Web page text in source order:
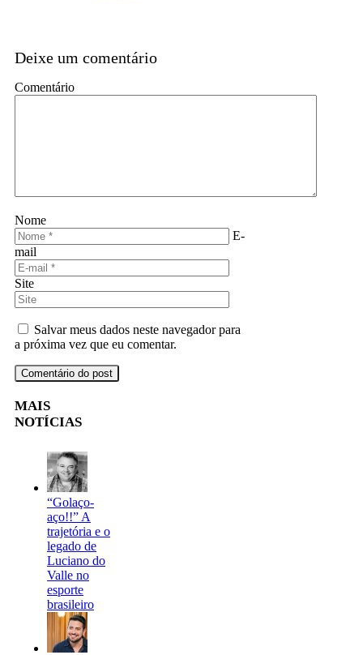
Deixe um comentário
Comentário
Nome
E-
mail
Site
Salvar meus dados neste navegador para
a próxima vez que eu comentar.
MAIS
NOTÍCIAS
“Golaço-
aço!!” A
trajetória e o
legado de
Luciano do
Valle no
esporte
brasileiro